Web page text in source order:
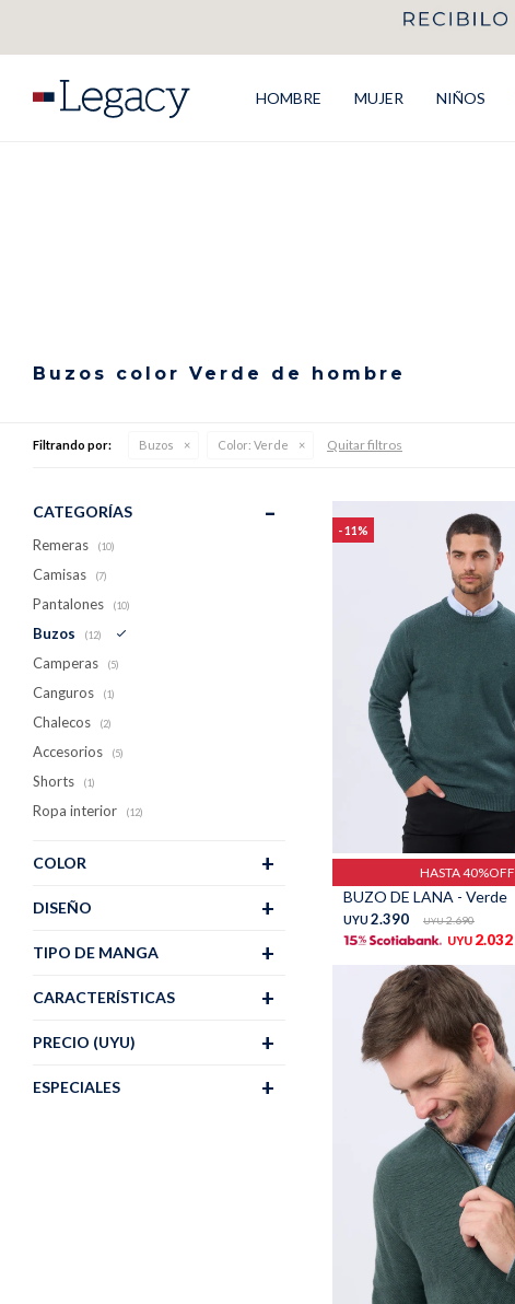
HOMBRE MUJER NIÑOS
Buzos color Verde de hombre
Filtrando por: Buzos Color: Verde Quitar filtros
11
HASTA 40%OFF
BUZO DE LANA - Verde
UYU 2.390 UYU 2.690
UYU 2.032
Talle
CATEGORÍAS
Remeras (10)
Camisas (7)
Pantalones (10)
Buzos (12)
Camperas (5)
Canguros (1)
Chalecos (2)
Accesorios (5)
Shorts (1)
Ropa interior (12)
CARACTERÍSTICAS
PRECIO (UYU)
ESPECIALES
COLOR
DISEÑO
TIPO DE MANGA